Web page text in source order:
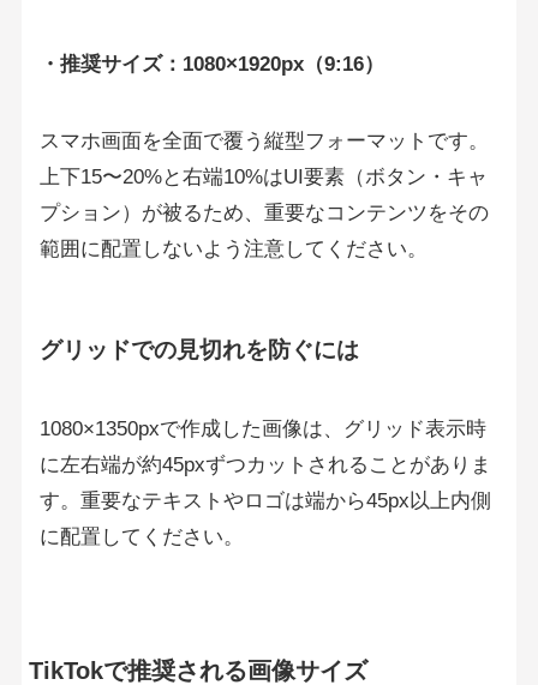
・推奨サイズ：1080×1920px（9:16）
スマホ画面を全面で覆う縦型フォーマットです。
上下15〜20%と右端10%はUI要素（ボタン・キャ
プション）が被るため、重要なコンテンツをその
範囲に配置しないよう注意してください。
グリッドでの見切れを防ぐには
1080×1350pxで作成した画像は、グリッド表示時
に左右端が約45pxずつカットされることがありま
す。重要なテキストやロゴは端から45px以上内側
に配置してください。
TikTokで推奨される画像サイズ